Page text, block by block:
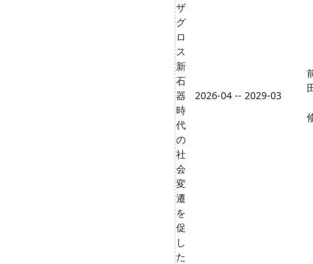
ザ
グ
ロ
ス
新
石
器
時
代
の
社
会
変
遷
を
促
し
た
2026-04 -- 2029-03